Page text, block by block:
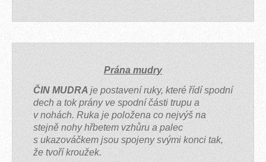
Prána mudry
ČIN MUDRA je postavení ruky, které řídí spodní
dech a tok prány ve spodní části trupu a
v nohách. Ruka je položena co nejvýš na
stejně nohy hřbetem vzhůru a palec
s ukazováčkem jsou spojeny svými konci tak,
že tvoří kroužek.